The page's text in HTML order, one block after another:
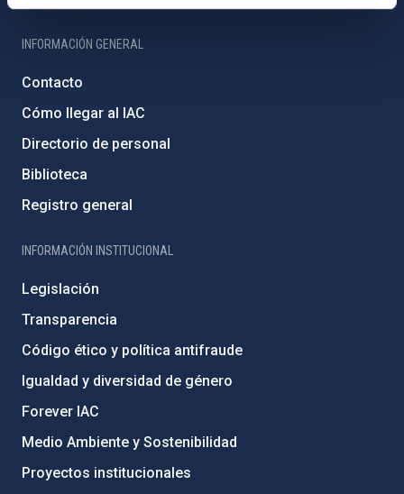
INFORMACIÓN GENERAL
Contacto
Cómo llegar al IAC
Directorio de personal
Biblioteca
Registro general
INFORMACIÓN INSTITUCIONAL
Legislación
Transparencia
Código ético y política antifraude
Igualdad y diversidad de género
Forever IAC
Medio Ambiente y Sostenibilidad
Proyectos institucionales